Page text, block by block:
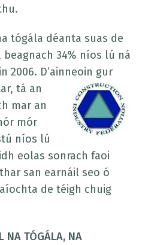
tógála déanta suas de
beagnach 34% níos lú ná
2006. D’ainneoin gur
tá an
mar an
mór
níos lú
eolas sonrach faoi
san earnáil seo ó
de téigh chuig
NA TÓGÁLA, NA